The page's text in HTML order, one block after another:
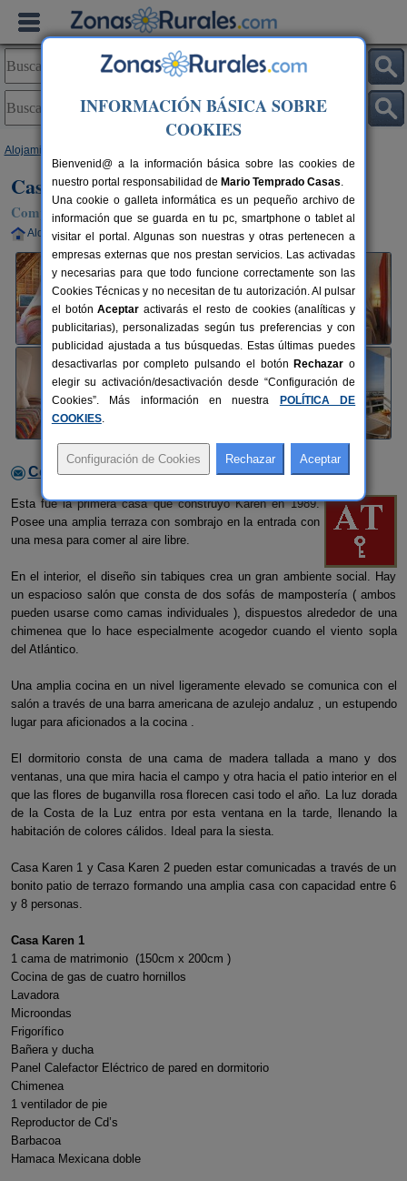
Alojamientos
Casas Karen
Complejo Rural en Los Caños de Meca (Cádiz)
Alquiler completo 8 plazas 50 km de Cádiz
Contactar con el alojamiento
Esta fue la primera casa que construyó Karen en 1989.
Posee una amplia terraza con sombrajo en la entrada con
una mesa para comer al aire libre.
En el interior, el diseño sin tabiques crea un gran ambiente social. Hay
un espacioso salón que consta de dos sofás de mampostería ( ambos
pueden usarse como camas individuales ), dispuestos alrededor de una
chimenea que lo hace especialmente acogedor cuando el viento sopla
del Atlántico.
Una amplia cocina en un nivel ligeramente elevado se comunica con el
salón a través de una barra americana de azulejo andaluz , un estupendo
lugar para aficionados a la cocina .
El dormitorio consta de una cama de madera tallada a mano y dos
ventanas, una que mira hacia el campo y otra hacia el patio interior en el
que las flores de buganvilla rosa florecen casi todo el año. La luz dorada
de la Costa de la Luz entra por esta ventana en la tarde, llenando la
habitación de colores cálidos. Ideal para la siesta.
Casa Karen 1 y Casa Karen 2 pueden estar comunicadas a través de un
bonito patio de terrazo formando una amplia casa con capacidad entre 6
y 8 personas.
Casa Karen 1
1 cama de matrimonio (150cm x 200cm )
Cocina de gas de cuatro hornillos
Lavadora
Microondas
Frigorífico
Bañera y ducha
Panel Calefactor Eléctrico de pared en dormitorio
Chimenea
1 ventilador de pie
Reproductor de Cd’s
Barbacoa
Hamaca Mexicana doble
INFORMACIÓN BÁSICA SOBRE
COOKIES
Bienvenid@ a la información básica sobre las cookies de
nuestro portal responsabilidad de Mario Temprado Casas.
Una cookie o galleta informática es un pequeño archivo de
información que se guarda en tu pc, smartphone o tablet al
visitar el portal. Algunas son nuestras y otras pertenecen a
empresas externas que nos prestan servicios. Las activadas
y necesarias para que todo funcione correctamente son las
Cookies Técnicas y no necesitan de tu autorización. Al pulsar
el botónAceptar activarás el resto de cookies (analíticas y
publicitarias), personalizadas según tus preferencias y con
publicidad ajustada a tus búsquedas. Estas últimas puedes
desactivarlas por completo pulsando el botón Rechazar o
elegir su activación/desactivación desde “Configuración de
Cookies”. Más información en nuestra
POLÍTICA DE
COOKIES.